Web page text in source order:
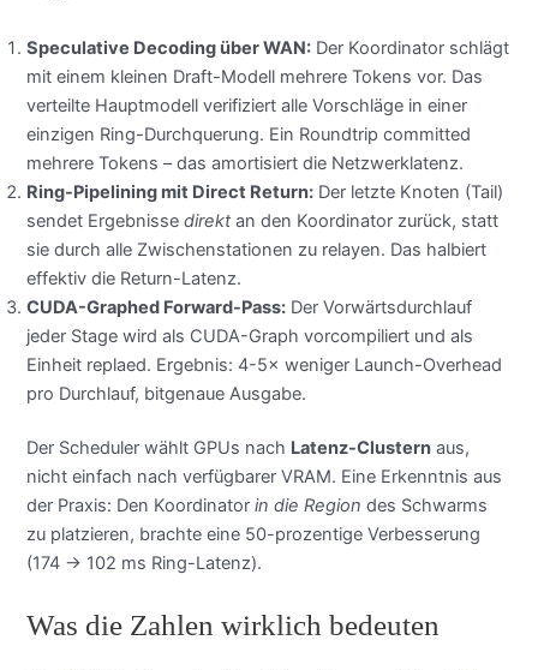
Speculative Decoding über WAN: Der Koordinator schlägt
mit einem kleinen Draft-Modell mehrere Tokens vor. Das
verteilte Hauptmodell verifiziert alle Vorschläge in einer
einzigen Ring-Durchquerung. Ein Roundtrip committed
mehrere Tokens – das amortisiert die Netzwerklatenz.
Ring-Pipelining mit Direct Return: Der letzte Knoten (Tail)
sendet Ergebnissedirektan den Koordinator zurück, statt
sie durch alle Zwischenstationen zu relayen. Das halbiert
effektiv die Return-Latenz.
CUDA-Graphed Forward-Pass: Der Vorwärtsdurchlauf
jeder Stage wird als CUDA-Graph vorcompiliert und als
Einheit replaed. Ergebnis: 4-5× weniger Launch-Overhead
pro Durchlauf, bitgenaue Ausgabe.
Der Scheduler wählt GPUs nach Latenz-Clustern aus,
nicht einfach nach verfügbarer VRAM. Eine Erkenntnis aus
der Praxis: Den Koordinatorin die Region des Schwarms
zu platzieren, brachte eine 50-prozentige Verbesserung
(174 → 102 ms Ring-Latenz).
Was die Zahlen wirklich bedeuten